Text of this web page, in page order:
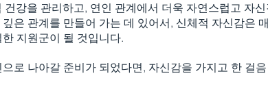
건강을 관리하고, 연인 관계에서 더욱 자연스럽고 자
은 관계를 만들어 가는 데 있어서, 신체적 자신감은
지원군이 될 것입니다.
로 나아갈 준비가 되었다면, 자신감을 가지고 한 걸